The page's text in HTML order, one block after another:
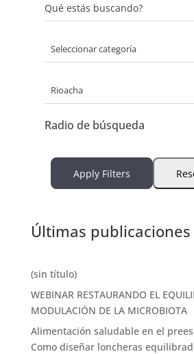
Qué estás buscando?
Radio de búsqueda
Apply Filters
Últimas publicaciones
(sin título)
WEBINAR RESTAURANDO EL
MODULACIÓN DE LA MICROBIOTA
Alimentación saludable en el
Como diseñar loncheras